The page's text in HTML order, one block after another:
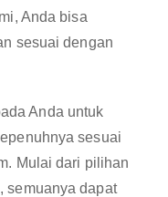
Anda bisa
sesuai dengan
Anda untuk
sesuai
Mulai dari pilihan
semuanya dapat